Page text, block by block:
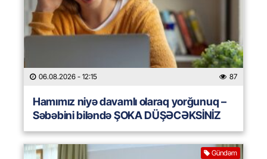
06.08.2026 - 12:15 87
Hamımız niyə davamlı olaraq yorğunuq –
Səbəbini biləndə ŞOKA DÜŞƏCƏKSİNİZ
Gündəm